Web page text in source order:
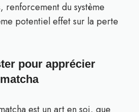
renforcement du système
potentiel effet sur la perte
pour apprécier